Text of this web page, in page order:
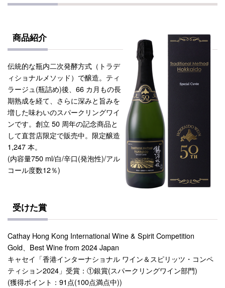
商品紹介
伝統的な瓶内二次発酵方式（トラデ
ィショナルメソッド）で醸造。ティ
ラージュ(瓶詰め)後、66 カ月もの長
期熟成を経て、さらに深みと旨みを
増した味わいのスパークリングワイ
ンです。創立 50 周年の記念商品と
して直営店限定で販売中。限定醸造
1,247 本。
(内容量750 ml/白/辛口(発泡性)/アル
コール度数12％)
受けた賞
Cathay Hong Kong International Wine & Spirit Competition
Gold、Best Wine from 2024 Japan
キャセイ「香港インターナショナル ワイン＆スピリッツ・コンペ
ティション2024」受賞：①銀賞(スパークリングワイン部門)
(獲得ポイント：91点(100点満点中))